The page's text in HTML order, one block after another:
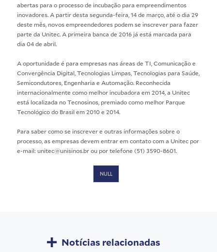
abertas para o processo de incubação para empreendimentos
inovadores. A partir desta segunda-feira, 14 de março, até o dia 29
deste mês, novos empreendedores podem se inscrever para fazer
parte da Unitec. A primeira banca de 2016 já está marcada para
dia 04 de abril.
A oportunidade é para empresas nas áreas de TI, Comunicação e
Convergência Digital, Tecnologias Limpas, Tecnologias para Saúde,
Semicondutores, Engenharia e Automação. Reconhecida
internacionalmente como melhor incubadora em 2014, a Unitec
está localizada no Tecnosinos, premiado como melhor Parque
Tecnológico do Brasil em 2010 e 2014.
Para saber como se inscrever e outras informações sobre o
processo, as empresas devem entrar em contato com a Unitec por
e-mail: unitec@unisinos.br ou por telefone (51) 3590-8601.
NULL
Notícias relacionadas